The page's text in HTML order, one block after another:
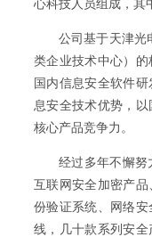
心科技人员组成，其
公司基于天津光
类企业技术中心）
国内信息安全软件
息安全技术优势，
核心产品竞争力。
经过多年不懈努
互联网安全加密产
份验证系统、网络
线，几十款系列安